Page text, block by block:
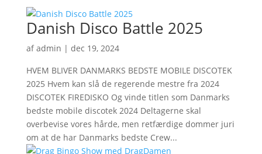
Danish Disco Battle 2025
afadmin | dec 19, 2024
HVEM BLIVER DANMARKS BEDSTE MOBILE DISCOTEK
2025 Hvem kan slå de regerende mestre fra 2024
DISCOTEK FIREDISKO Og vinde titlen som Danmarks
bedste mobile discotek 2024 Deltagerne skal
overbevise vores hårde, men retfærdige dommer juri
om at de har Danmarks bedste Crew...